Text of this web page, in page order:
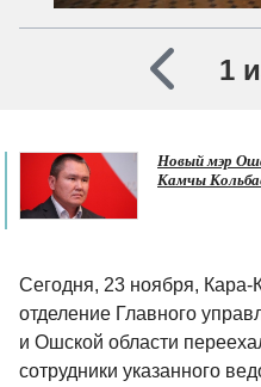
1
Новый мэр
Камчы
Сегодня, 23 ноября, Кара-
отделение Главного
и Ошской области
сотрудники указанного